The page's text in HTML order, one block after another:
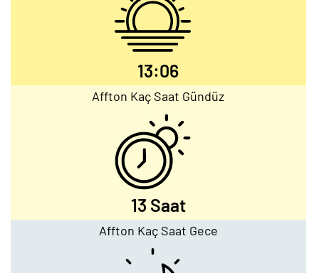
13:06
Affton Kaç Saat Gündüz
13 Saat
Affton Kaç Saat Gece